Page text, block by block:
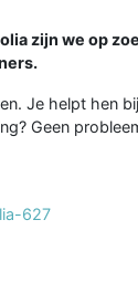
zijn we op
Je helpt hen
Geen
627